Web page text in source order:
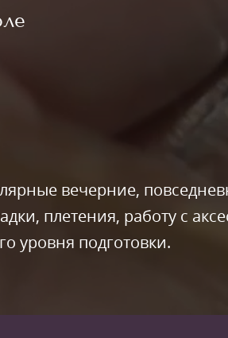
вечерние,
плетения, работу с
уровня подготовки.